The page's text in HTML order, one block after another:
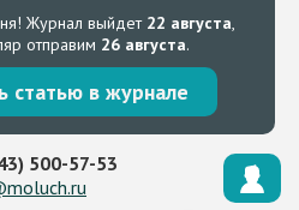
Журнал выйдет 22 августа,
отправим 26 августа.
статью в журнале
500-57-53